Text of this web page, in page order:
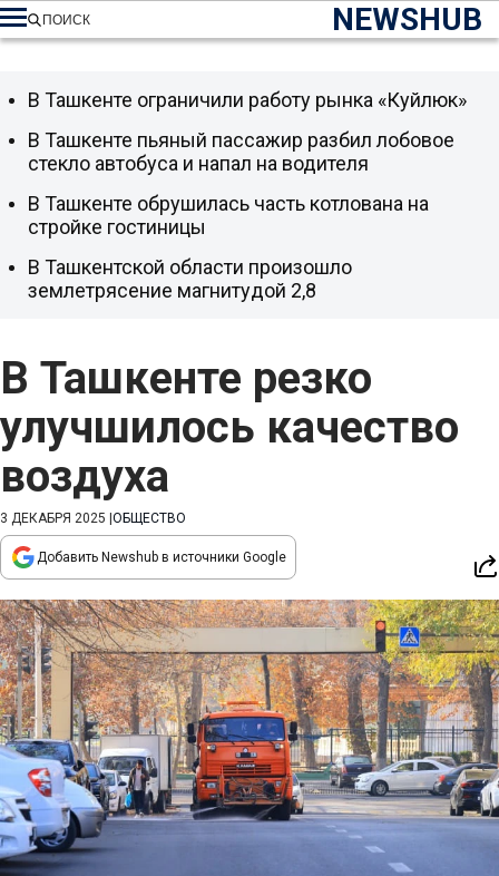
NEWSHUB
ПОИСК
В Ташкенте резко
улучшилось качество
воздуха
3 ДЕКАБРЯ 2025 ОБЩЕСТВО
Добавить Newshub в источники Google
В Ташкенте ограничили работу рынка «Куйлюк»
В Ташкенте пьяный пассажир разбил лобовое
стекло автобуса и напал на водителя
В Ташкенте обрушилась часть котлована на
стройке гостиницы
В Ташкентской области произошло
землетрясение магнитудой 2,8